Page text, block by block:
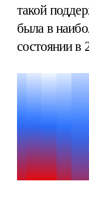
такой
была в
состоянии в